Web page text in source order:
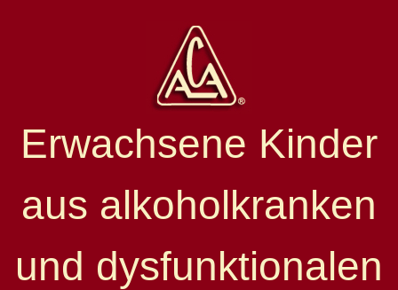
Erwachsene Kinder
aus alkoholkranken
und dysfunktionalen